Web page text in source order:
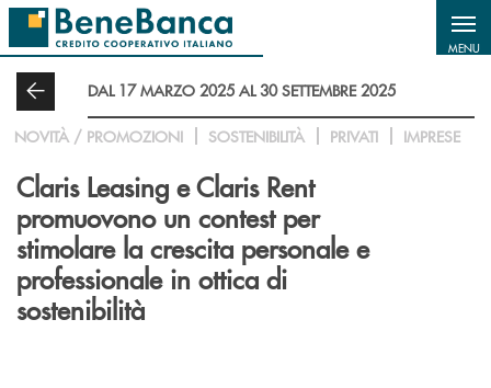
Salta al contenuto principale
MENU
DAL 17 MARZO 2025 AL 30 SETTEMBRE 2025
NOVITÀ / PROMOZIONI SOSTENIBILITÀ PRIVATI IMPRESE
Claris Leasing e Claris Rent
promuovono un contest per
stimolare la crescita personale e
professionale in ottica di
sostenibilità